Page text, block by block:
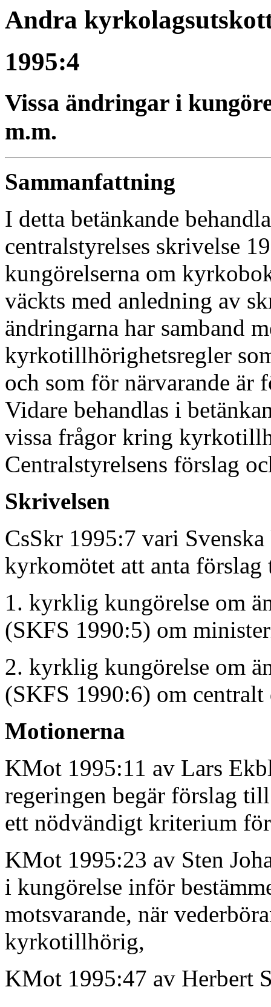
Andra
1995:4
Vissa ändringar i
m.m.
Sammanfattning
I detta betänkande
centralstyrelses skrivelse
kungörelserna om
väckts med anledning av
ändringarna har samband
kyrkotillhörighetsregler
och som för närvarande är
Vidare behandlas i
vissa frågor kring
Centralstyrelsens förslag
Skrivelsen
CsSkr 1995:7 vari
kyrkomötet att anta
1. kyrklig kungörelse om
(SKFS 1990:5) om
2. kyrklig kungörelse om
(SKFS 1990:6) om
Motionerna
KMot 1995:11 av Lars
regeringen begär förslag
ett nödvändigt kriterium
KMot 1995:23 av Sten
i kungörelse inför
motsvarande, när
kyrkotillhörig,
KMot 1995:47 av Herbert